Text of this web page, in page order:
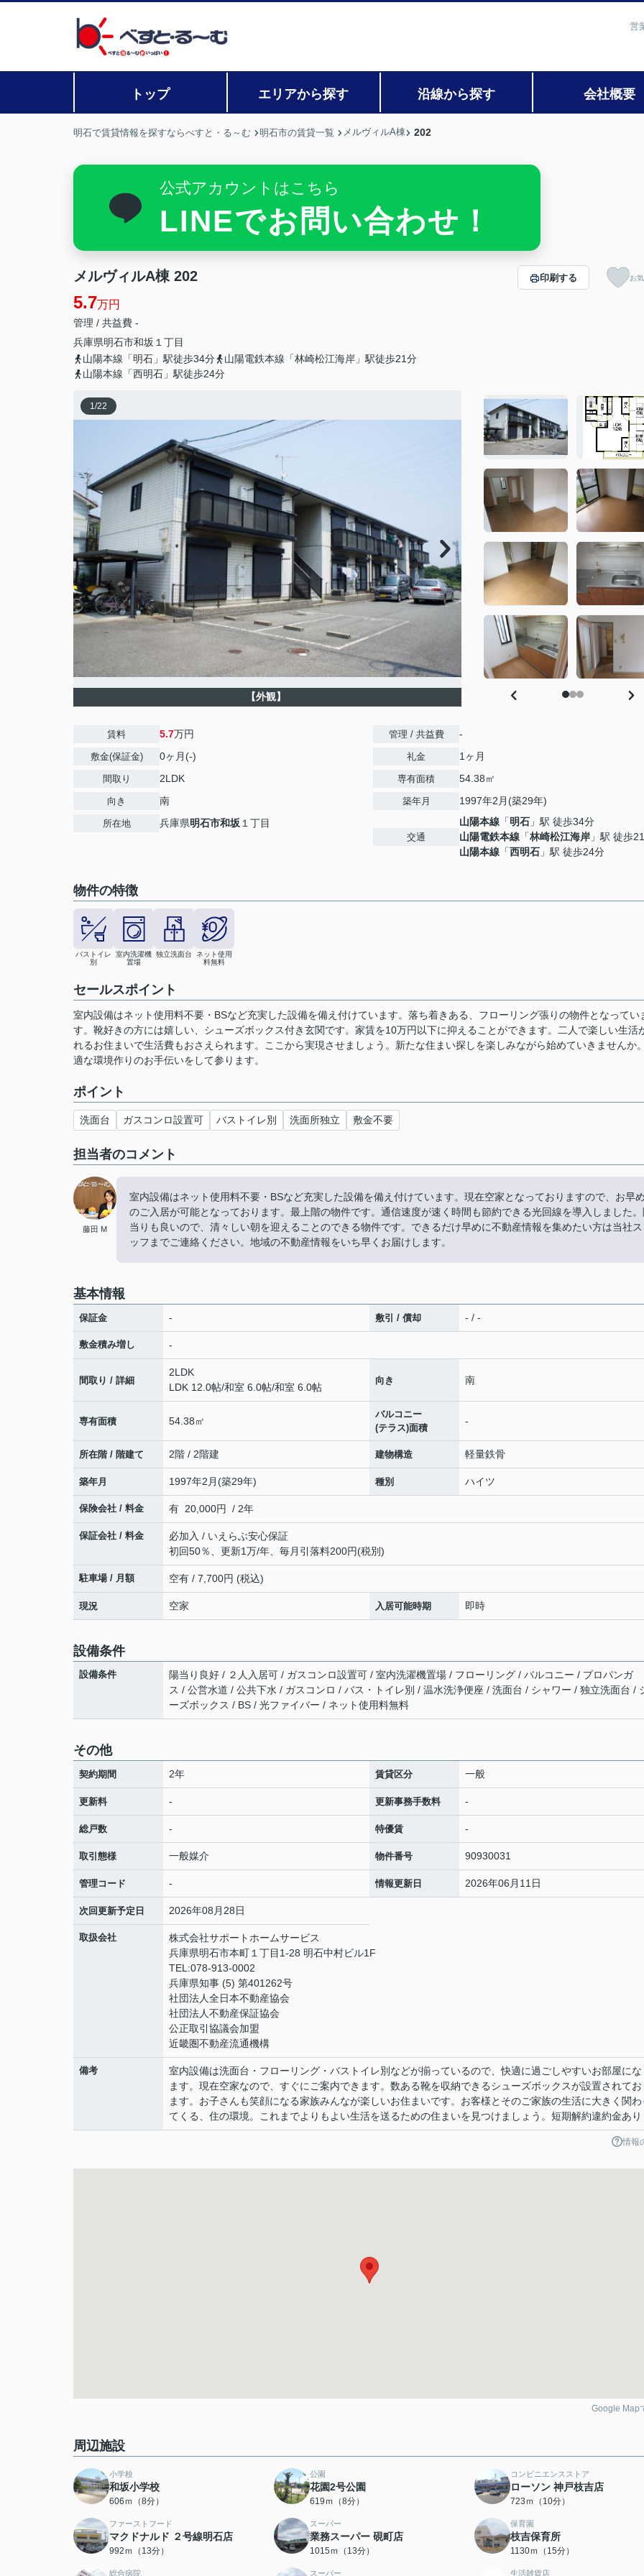
営
トップ エリアから探す 沿線から探す 会社概要
明石で賃貸情報を探すならべすと・る～む 明石市の賃貸一覧 メルヴィルA棟 202
公式アカウントはこちら
LINEでお問い合わせ！
メルヴィルA棟 202
5.7万円
管理 / 共益費 -
兵庫県明石市和坂 １丁目
山陽本線「明石」駅徒歩34分
山陽電鉄本線「林崎松江海岸」駅徒歩21分
山陽本線「西明石」駅徒歩24分
印刷する お
1/22
【外観】
賃料 5.7万円
敷金(保証金) 0ヶ月(-)
間取り 2LDK
向き 南
所在地 兵庫県明石市和坂 １丁目
管理 / 共益費 -
礼金 1ヶ月
専有面積 54.38㎡
築年月 1997年2月(築29年)
交通
山陽本線 「明石 」駅 徒歩34分
山陽電鉄本線 「林崎松江海岸 」駅 徒歩
山陽本線 「西明石 」駅 徒歩24分
物件の特徴
バストイレ
別
室内洗濯機
置場
独立洗面台
ネット使用
料無料
セールスポイント
室内設備はネット使用料不要・BSなど充実した設備を備え付けています。落ち着きある、フローリング張りの物件となってい
す。靴好きの方には嬉しい、シューズボックス付き玄関です。家賃を10万円以下に抑えることができます。二人で楽しい生活
れるお住まいで生活費もおさえられます。ここから実現させましょう。新たな住まい探しを楽しみながら始めていきませんか
適な環境作りのお手伝いをして参ります。
ポイント
洗面台 ガスコンロ設置可 バストイレ別 洗面所独立 敷金不要
担当者のコメント
藤田 M
室内設備はネット使用料不要・BSなど充実した設備を備え付けています。現在空家となっておりますので、お早
のご入居が可能となっております。最上階の物件です。通信速度が速く時間も節約できる光回線を導入しました
当りも良いので、清々しい朝を迎えることのできる物件です。できるだけ早めに不動産情報を集めたい方は当社
ッフまでご連絡ください。地域の不動産情報をいち早くお届けします。
基本情報
保証金 - 敷引 / 償却 - / -
敷金積み増し -
間取り / 詳細
2LDK
LDK 12.0帖/和室 6.0帖/和室 6.0帖
向き 南
専有面積 54.38㎡
バルコニー
(テラス)面積
-
所在階 / 階建て 2階 / 2階建 建物構造 軽量鉄骨
築年月 1997年2月(築29年) 種別 ハイツ
保険会社 / 料金 有 20,000円 / 2年
保証会社 / 料金
必加入 / いえらぶ安心保証
初回50％、更新1万/年、毎月引落料200円(税別)
駐車場 / 月額 空有 / 7,700円 (税込)
現況 空家 入居可能時期 即時
設備条件
設備条件
陽当り良好 / ２人入居可 / ガスコンロ設置可 / 室内洗濯機置場 / フローリング / バルコニー / プロパンガ
ス / 公営水道 / 公共下水 / ガスコンロ / バス・トイレ別 / 温水洗浄便座 / 洗面台 / シャワー / 独立洗面台 /
ーズボックス / BS / 光ファイバー / ネット使用料無料
その他
契約期間 2年 賃貸区分 一般
更新料 - 更新事務手数料 -
総戸数 - 特優賃 -
取引態様 一般媒介 物件番号 90930031
管理コード - 情報更新日 2026年06月11日
次回更新予定日 2026年08月28日
取扱会社
株式会社サポートホームサービス
兵庫県明石市本町１丁目1-28 明石中村ビル1F
TEL:078-913-0002
兵庫県知事 (5) 第401262号
社団法人全日本不動産協会
社団法人不動産保証協会
公正取引協議会加盟
近畿圏不動産流通機構
備考
室内設備は洗面台・フローリング・バストイレ別などが揃っているので、快適に過ごしやすいお部屋にな
ます。現在空家なので、すぐにご案内できます。数ある靴を収納できるシューズボックスが設置されてお
ます。お子さんも笑顔になる家族みんなが楽しいお住まいです。お客様とそのご家族の生活に大きく関わ
てくる、住の環境。これまでよりもよい生活を送るための住まいを見つけましょう。短期解約違約金あり
情報
Google Map
周辺施設
小学校
和坂小学校
606ｍ（8分）
公園
花園2号公園
619ｍ（8分）
コンビニエンスストア
ローソン 神戸枝吉店
723ｍ（10分）
ファーストフード
マクドナルド ２号線明石店
992ｍ（13分）
スーパー
業務スーパー 硯町店
1015ｍ（13分）
保育園
枝吉保育所
1130ｍ（15分）
総合病院 スーパー 生活雑貨店